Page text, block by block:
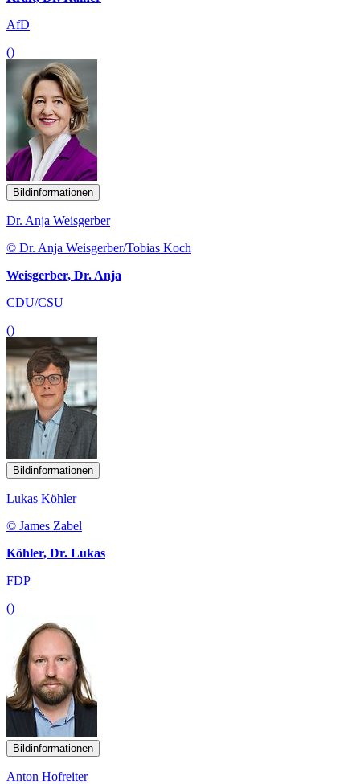
AfD
()
Bildinformationen
Dr. Anja Weisgerber
© Dr. Anja Weisgerber/Tobias Koch
Weisgerber, Dr. Anja
CDU/CSU
()
Bildinformationen
Lukas Köhler
© James Zabel
Köhler, Dr. Lukas
FDP
()
Bildinformationen
Anton Hofreiter